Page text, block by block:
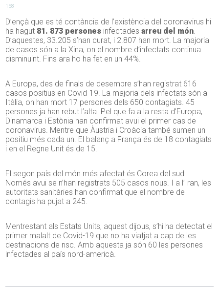
158
D’ençà que es té contància de l’existència del coronavirus hi
ha hagut 81. 873 persones infectadesarreu del món.
D’aquestes, 33.205 s’han curat, i 2.807 han mort. La majoria
de casos són a la Xina, on el nombre d’infectats continua
disminuint. Fins ara ho ha fet en un 44%.
A Europa, des de finals de desembre s’han registrat 616
casos positius en Covid-19. La majoria dels infectats són a
Itàlia, on han mort 17 persones dels 650 contagiats. 45
persones ja han rebut l’alta. Pel que fa a la resta d’Europa,
Dinamarca i Estònia han confirmat avui el primer cas de
coronavirus. Mentre que Àustria i Croàcia també sumen un
positiu més cada un. El balanç a França és de 18 contagiats
i en el Regne Unit és de 15.
El segon país del món més afectat és Corea del sud.
Només avui se n’han registrats 505 casos nous. I a l’Iran, les
autoritats sanitàries han confirmat que el nombre de
contagis ha pujat a 245.
Mentrestant als Estats Units, aquest dijous, s’hi ha detectat el
primer malalt de Covid-19 que no ha viatjat a cap de les
destinacions de risc. Amb aquesta ja són 60 les persones
infectades al país nord-americà.